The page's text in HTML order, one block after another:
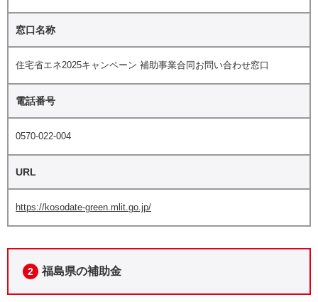
窓口名称
住宅省エネ2025キャンペーン 補助事業合同お問い合わせ窓口
電話番号
0570-022-004
URL
https://kosodate-green.mlit.go.jp/
2 福島県の補助金